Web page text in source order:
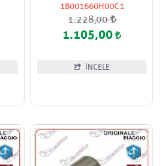
İçin Sırt Dayama Pad / Koyu
Kahverengi
1B001660H00C1
1.228,00
1.105,00
İNCELE